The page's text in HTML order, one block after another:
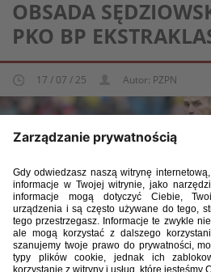
OBSADA
PKO BP
17 / 07 / 25 Autor: PZPN